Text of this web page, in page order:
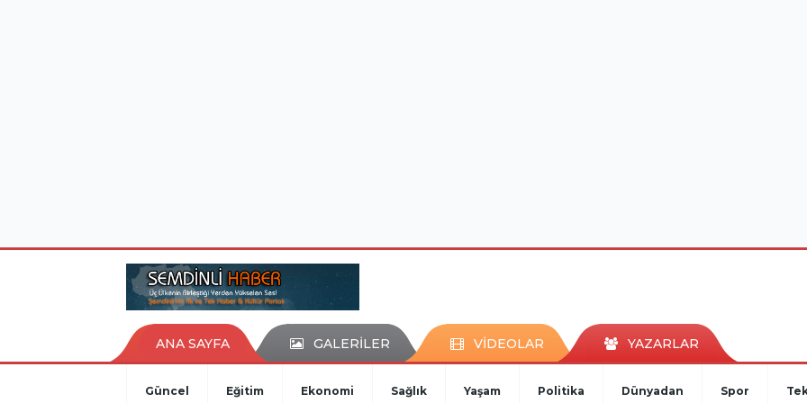
ANA SAYFA GALERİLER VİDEOLAR YAZARLAR
Güncel Eğitim Ekonomi Sağlık Yaşam Politika Dünyadan Spor